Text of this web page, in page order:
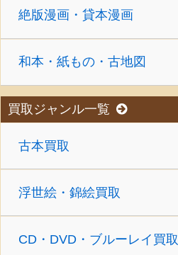
絶版漫画・貸本漫画
和本・紙もの・古地図
買取ジャンル一覧
古本買取
浮世絵・錦絵買取
CD・DVD・ブルーレイ買取